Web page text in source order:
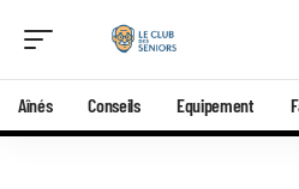
Aînés Conseils Equipement